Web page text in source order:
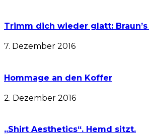
Trimm dich wieder glatt:
7. Dezember 2016
Hommage an den Koffer
2. Dezember 2016
„Shirt Aesthetics“. Hemd sitzt.